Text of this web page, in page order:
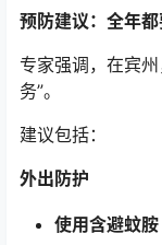
预防建议：全年
专家强调，在宾
务”。
建议包括：
外出防护
使用含避蚊